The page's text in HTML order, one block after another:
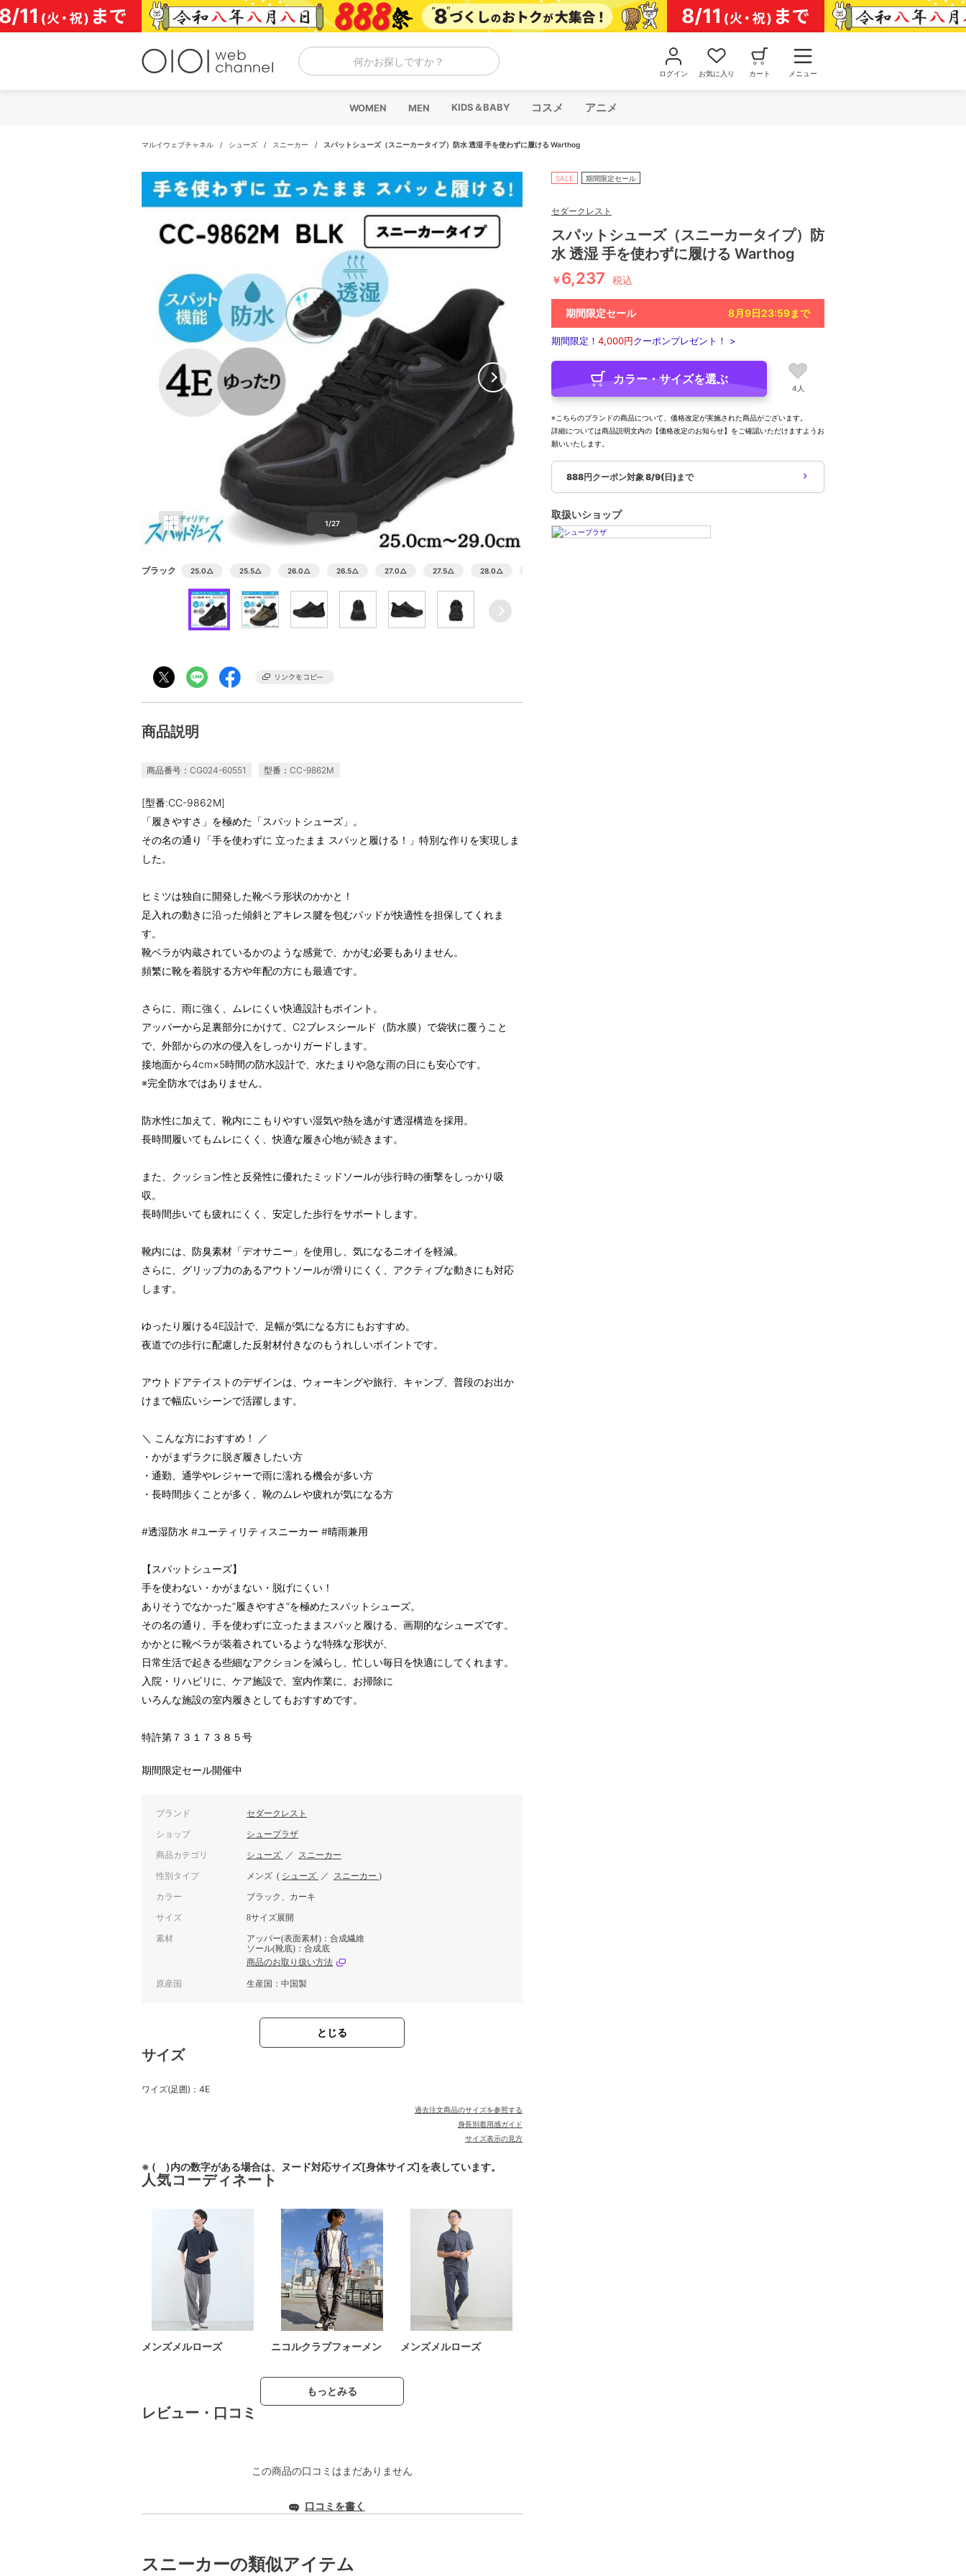
コ
ン
テ
何かお探しですか？
ログイン お気に入り カート メニュー
WOMEN MEN KIDS＆BABY コスメ アニメ
マルイウェブチャネル / シューズ / スニーカー / スパットシューズ（スニーカータイプ）防水 透湿 手を使わずに履ける Warthog
1/27
ブラック 25.0△ 25.5△ 26.0△ 26.5△ 27.0△ 27.5△ 28.0△
商品説明
商品番号：CG024-60551 型番：CC-9862M
[型番:CC-9862M]
「履きやすさ」を極めた「スパットシューズ」。
その名の通り「手を使わずに 立ったまま スパッと履ける！」特別な作りを実現しま
した。
ヒミツは独自に開発した靴ベラ形状のかかと！
足入れの動きに沿った傾斜とアキレス腱を包むパッドが快適性を担保してくれま
す。
靴ベラが内蔵されているかのような感覚で、かがむ必要もありません。
頻繁に靴を着脱する方や年配の方にも最適です。
さらに、雨に強く、ムレにくい快適設計もポイント。
アッパーから足裏部分にかけて、C2ブレスシールド（防水膜）で袋状に覆うこと
で、外部からの水の侵入をしっかりガードします。
接地面から4cm×5時間の防水設計で、水たまりや急な雨の日にも安心です。
※完全防水ではありません。
防水性に加えて、靴内にこもりやすい湿気や熱を逃がす透湿構造を採用。
長時間履いてもムレにくく、快適な履き心地が続きます。
また、クッション性と反発性に優れたミッドソールが歩行時の衝撃をしっかり吸
収。
長時間歩いても疲れにくく、安定した歩行をサポートします。
靴内には、防臭素材「デオサニー」を使用し、気になるニオイを軽減。
さらに、グリップ力のあるアウトソールが滑りにくく、アクティブな動きにも対応
します。
ゆったり履ける4E設計で、足幅が気になる方にもおすすめ。
夜道での歩行に配慮した反射材付きなのもうれしいポイントです。
アウトドアテイストのデザインは、ウォーキングや旅行、キャンプ、普段のお出か
けまで幅広いシーンで活躍します。
＼ こんな方におすすめ！ ／
・かがまずラクに脱ぎ履きしたい方
・通勤、通学やレジャーで雨に濡れる機会が多い方
・長時間歩くことが多く、靴のムレや疲れが気になる方
#透湿防水 #ユーティリティスニーカー #晴雨兼用
【スパットシューズ】
手を使わない・かがまない・脱げにくい！
ありそうでなかった”履きやすさ”を極めたスパットシューズ。
その名の通り、手を使わずに立ったままスパッと履ける、画期的なシューズです。
かかとに靴ベラが装着されているような特殊な形状が、
日常生活で起きる些細なアクションを減らし、忙しい毎日を快適にしてくれます。
入院・リハビリに、ケア施設で、室内作業に、お掃除に
いろんな施設の室内履きとしてもおすすめです。
特許第７３１７３８５号
期間限定セール開催中
ブランド セダークレスト
ショップ シュープラザ
商品カテゴリ シューズ ／ スニーカー
性別タイプ メンズ ( シューズ ／ スニーカー )
カラー ブラック、カーキ
サイズ 8サイズ展開
素材
アッパー(表面素材)：合成繊維
ソール(靴底)：合成底
商品のお取り扱い方法
原産国 生産国：中国製
とじる
サイズ
ワイズ(足囲)：4E
過去注文商品のサイズを参照する
身長別着用感ガイド
サイズ表示の見方
※ ( )内の数字がある場合は、ヌード対応サイズ[身体サイズ]を表しています。
人気コーディネート
メンズメルローズ ニコルクラブフォーメン メンズメルローズ
もっとみる
レビュー・口コミ
この商品の口コミはまだありません
口コミを書く
SALE 期間限定セール
セダークレスト
スパットシューズ（スニーカータイプ）防
水 透湿 手を使わずに履ける Warthog
￥6,237 税込
期間限定セール 8月9日23:59まで
期間限定！ 4,000円クーポンプレゼント！ >
カラー・サイズを選ぶ
4人
※こちらのブランドの商品について、価格改定が実施された商品がございます。
詳細については商品説明文内の【価格改定のお知らせ】をご確認いただけますようお
願いいたします。
888円クーポン対象 8/9(日)まで
取扱いショップ
スニーカーの類似アイテム